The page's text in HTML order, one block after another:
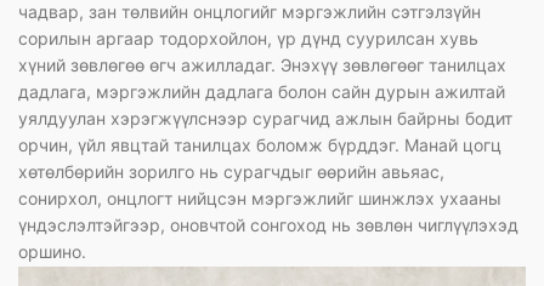
чадвар, зан төлвийн онцлогийг мэргэжлийн сэтгэлзүйн
сорилын аргаар тодорхойлон, үр дүнд суурилсан хувь
хүний зөвлөгөө өгч ажилладаг. Энэхүү зөвлөгөөг танилцах
дадлага, мэргэжлийн дадлага болон сайн дурын ажилтай
уялдуулан хэрэгжүүлснээр сурагчид ажлын байрны бодит
орчин, үйл явцтай танилцах боломж бүрддэг. Манай цогц
хөтөлбөрийн зорилго нь сурагчдыг өөрийн авьяас,
сонирхол, онцлогт нийцсэн мэргэжлийг шинжлэх ухааны
үндэслэлтэйгээр, оновчтой сонгоход нь зөвлөн чиглүүлэхэд
оршино.